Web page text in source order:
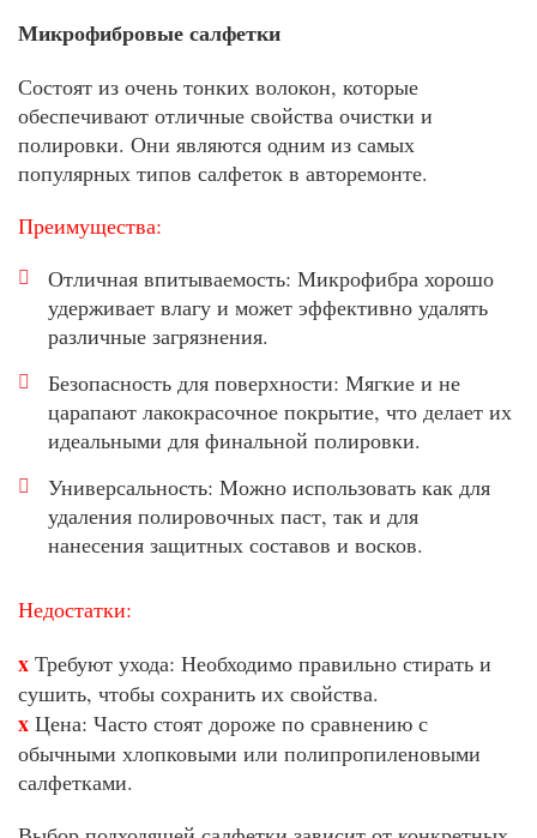
Микрофибровые салфетки
Состоят из очень тонких волокон, которые
обеспечивают отличные свойства очистки и
полировки. Они являются одним из самых
популярных типов салфеток в авторемонте.
Преимущества:
Отличная впитываемость: Микрофибра хорошо
удерживает влагу и может эффективно удалять
различные загрязнения.
Безопасность для поверхности: Мягкие и не
царапают лакокрасочное покрытие, что делает их
идеальными для финальной полировки.
Универсальность: Можно использовать как для
удаления полировочных паст, так и для
нанесения защитных составов и восков.
Недостатки:
x Требуют ухода: Необходимо правильно стирать и
сушить, чтобы сохранить их свойства.
x Цена: Часто стоят дороже по сравнению с
обычными хлопковыми или полипропиленовыми
салфетками.